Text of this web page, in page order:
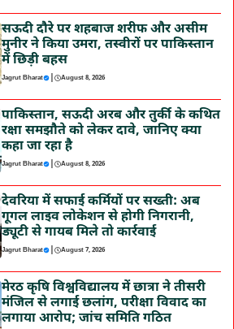
सऊदी दौरे पर शहबाज शरीफ और असीम
मुनीर ने किया उमरा, तस्वीरों पर पाकिस्तान
में छिड़ी बहस
Jagrut Bharat | August 8, 2026
पाकिस्तान, सऊदी अरब और तुर्की के कथित
रक्षा समझौते को लेकर दावे, जानिए क्या
कहा जा रहा है
Jagrut Bharat | August 8, 2026
देवरिया में सफाई कर्मियों पर सख्ती: अब
गूगल लाइव लोकेशन से होगी निगरानी,
ड्यूटी से गायब मिले तो कार्रवाई
Jagrut Bharat | August 7, 2026
मेरठ कृषि विश्वविद्यालय में छात्रा ने तीसरी
मंजिल से लगाई छलांग, परीक्षा विवाद का
लगाया आरोप; जांच समिति गठित